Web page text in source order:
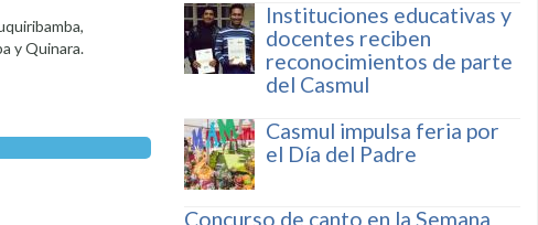
y Quinara.
Instituciones educativas y
docentes reciben
reconocimientos de parte
del Casmul
Casmul impulsa feria por
el Día del Padre
Concurso de canto en la Semana